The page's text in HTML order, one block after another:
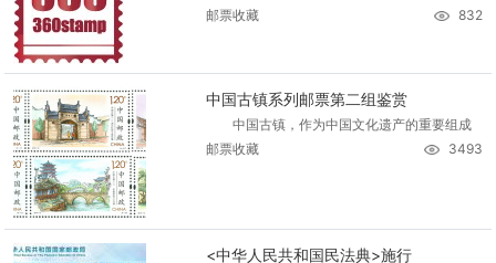
邮票收藏
832
中国古镇系列邮票第二组鉴赏
中国古镇，作为中国文化遗产的重要组成
邮票收藏
3493
<中华人民共和国民法典>施行